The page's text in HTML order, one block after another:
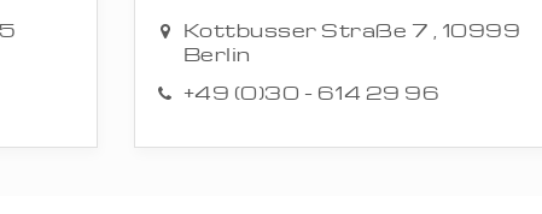
Kottbusser Straße 7 , 10999
Berlin
+49 (0)30 - 614 29 96